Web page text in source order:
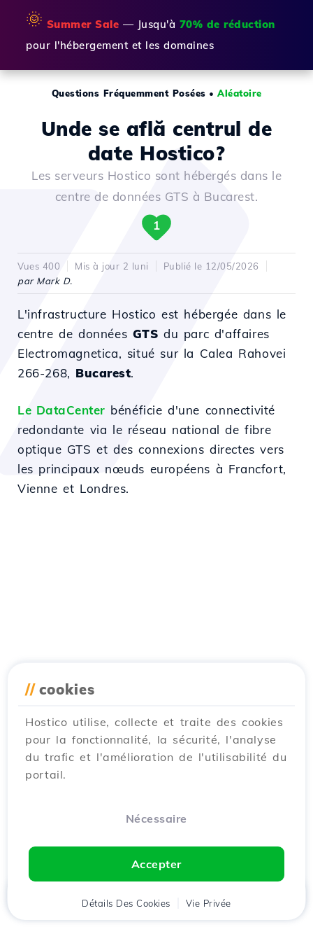
🌞 Summer Sale — Jusqu'à 70% de réduction
pour l'hébergement et les domaines
Questions Fréquemment Posées • Aléatoire
Unde se află centrul de
date Hostico?
Les serveurs Hostico sont hébergés dans le
centre de données GTS à Bucarest.
1
Vues 400 Mis à jour 2 luni
Publié le 12/05/2026
par Mark D.
L'infrastructure Hostico est hébergée dans le
centre de données GTS du parc d'affaires
Electromagnetica, situé sur la Calea Rahovei
266-268, Bucarest.
Le DataCenter bénéficie d'une connectivité
redondante via le réseau national de fibre
optique GTS et des connexions directes vers
les principaux nœuds européens à Francfort,
Vienne et Londres.
// cookies
Hostico utilise, collecte et traite des cookies
pour la fonctionnalité, la sécurité, l'analyse
du trafic et l'amélioration de l'utilisabilité du
portail.
Nécessaire
Accepter
Détails Des Cookies Vie Privée
Client Panier Chat